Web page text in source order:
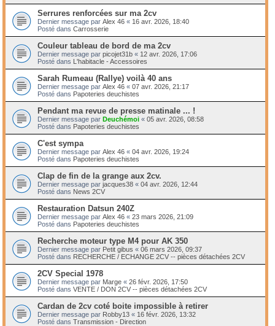
Serrures renforcées sur ma 2cv
Dernier message par Alex 46 « 16 avr. 2026, 18:40
Posté dans Carrosserie
Couleur tableau de bord de ma 2cv
Dernier message par picojet31b « 12 avr. 2026, 17:06
Posté dans L'habitacle - Accessoires
Sarah Rumeau (Rallye) voilà 40 ans
Dernier message par Alex 46 « 07 avr. 2026, 21:17
Posté dans Papoteries deuchistes
Pendant ma revue de presse matinale ... !
Dernier message par Deuchémoi « 05 avr. 2026, 08:58
Posté dans Papoteries deuchistes
C'est sympa
Dernier message par Alex 46 « 04 avr. 2026, 19:24
Posté dans Papoteries deuchistes
Clap de fin de la grange aux 2cv.
Dernier message par jacques38 « 04 avr. 2026, 12:44
Posté dans News 2CV
Restauration Datsun 240Z
Dernier message par Alex 46 « 23 mars 2026, 21:09
Posté dans Papoteries deuchistes
Recherche moteur type M4 pour AK 350
Dernier message par Petit gibus « 06 mars 2026, 09:37
Posté dans RECHERCHE / ECHANGE 2CV -- pièces détachées 2CV
2CV Special 1978
Dernier message par Marge « 26 févr. 2026, 17:50
Posté dans VENTE / DON 2CV -- pièces détachées 2CV
Cardan de 2cv coté boite impossible à retirer
Dernier message par Robby13 « 16 févr. 2026, 13:32
Posté dans Transmission - Direction